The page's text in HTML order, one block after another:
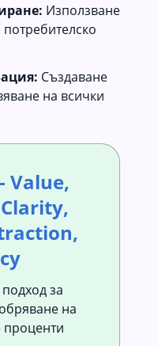
Използване
Създаване
на всички
Value,
за
на
проценти